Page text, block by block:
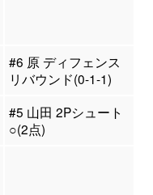
#6 原 ディフェンス
リバウンド(0-1-1)
#5 山田 2Pシュート
○(2点)